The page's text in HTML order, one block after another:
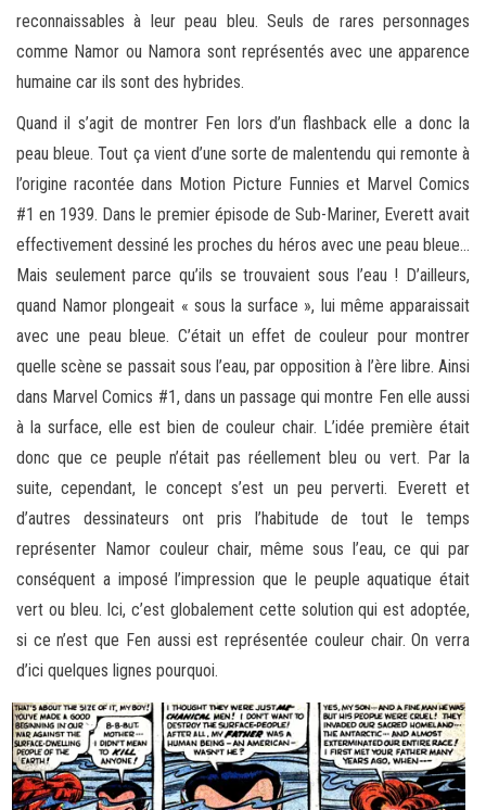
reconnaissables à leur peau bleu. Seuls de rares personnages
comme Namor ou Namora sont représentés avec une apparence
humaine car ils sont des hybrides.
Quand il s’agit de montrer Fen lors d’un flashback elle a donc la
peau bleue. Tout ça vient d’une sorte de malentendu qui remonte à
l’origine racontée dans Motion Picture Funnies et Marvel Comics
#1 en 1939. Dans le premier épisode de Sub-Mariner, Everett avait
effectivement dessiné les proches du héros avec une peau bleue…
Mais seulement parce qu’ils se trouvaient sous l’eau ! D’ailleurs,
quand Namor plongeait « sous la surface », lui même apparaissait
avec une peau bleue. C’était un effet de couleur pour montrer
quelle scène se passait sous l’eau, par opposition à l’ère libre. Ainsi
dans Marvel Comics #1, dans un passage qui montre Fen elle aussi
à la surface, elle est bien de couleur chair. L’idée première était
donc que ce peuple n’était pas réellement bleu ou vert. Par la
suite, cependant, le concept s’est un peu perverti. Everett et
d’autres dessinateurs ont pris l’habitude de tout le temps
représenter Namor couleur chair, même sous l’eau, ce qui par
conséquent a imposé l’impression que le peuple aquatique était
vert ou bleu. Ici, c’est globalement cette solution qui est adoptée,
si ce n’est que Fen aussi est représentée couleur chair. On verra
d’ici quelques lignes pourquoi.